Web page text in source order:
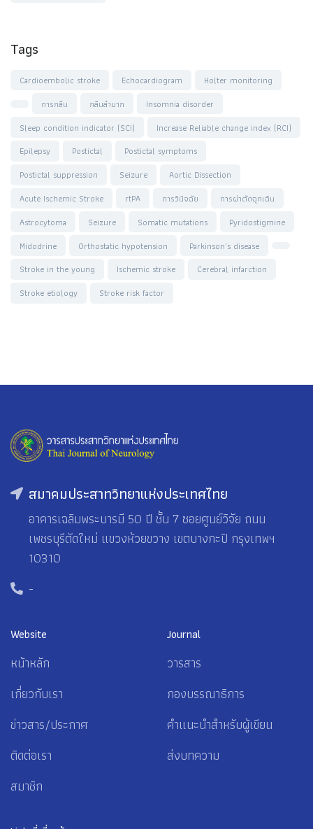
Tags
Cardioembolic stroke Echocardiogram
Holter monitoring
การกลืน
กลืนลำบาก
Insomnia disorder
Sleep condition indicator (SCI)
Increase Reliable change index (RCI)
Epilepsy
Postictal
Postictal symptoms
Postictal suppression
Seizure
Aortic Dissection
Acute Ischemic Stroke
rtPA การวินิจฉัย
การผ่าตัดฉุกเฉิน
Astrocytoma
Seizure Somatic mutations
Pyridostigmine
Midodrine
Orthostatic hypotension
Parkinson’s disease
Stroke in the young
Ischemic stroke
Cerebral infarction
Stroke etiology
Stroke risk factor
สมาคมประสาทวิทยาแห่งประเทศไทย
อาคารเฉลิมพระบารมี 50 ปี ชั้น 7 ซอยศูนย์วิจัย ถนน
เพชรบุรีตัดใหม่ แขวงห้วยขวาง เขตบางกะปิ กรุงเทพฯ
10310
-
Website
หน้าหลัก
เกี่ยวกับเรา
ข่าวสาร/ประกาศ
ติดต่อเรา
สมาชิก
Journal
วารสาร
กองบรรณาธิการ
คำแนะนำสำหรับผู้เขียน
ส่งบทความ